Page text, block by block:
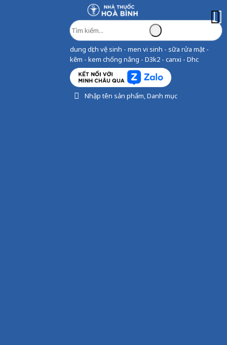
dung dịch vệ sinh - men vi sinh - sữa rửa mặt -
kẽm - kem chống nắng - D3k2 - canxi - Dhc
Nhập tên sản phẩm, Danh mục